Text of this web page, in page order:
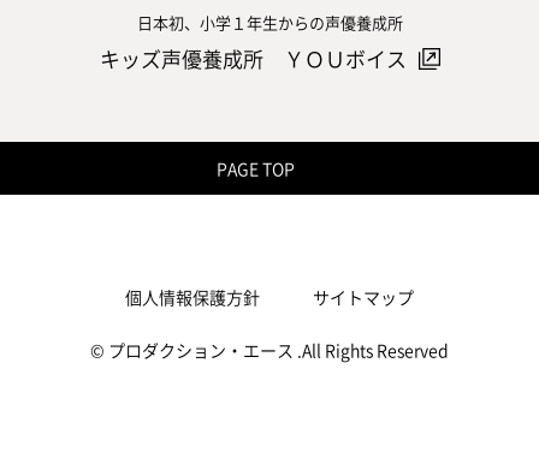
日本初、小学１年生からの声優養成所
キッズ声優養成所 ＹＯＵボイス
PAGE TOP
個人情報保護方針 サイトマップ
© プロダクション・エース .All Rights Reserved